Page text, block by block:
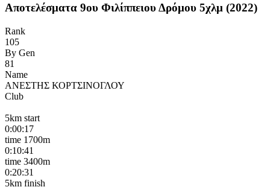
Αποτελέσματα 9ου Φιλίππειου Δρόμου 5χλμ (2022)
Rank
105
By Gen
81
Name
ΑΝΕΣΤΗΣ ΚΟΡΤΣΙΝΟΓΛΟΥ
Club
5km start
0:00:17
time 1700m
0:10:41
time 3400m
0:20:31
5km finish